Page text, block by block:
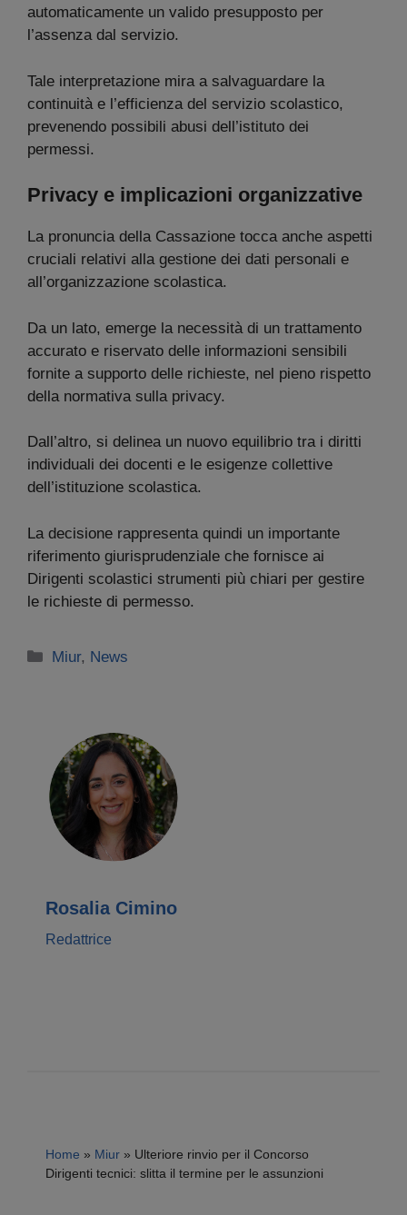
automaticamente un valido presupposto per
l’assenza dal servizio.
Tale interpretazione mira a salvaguardare la
continuità e l’efficienza del servizio scolastico,
prevenendo possibili abusi dell’istituto dei
permessi.
Privacy e implicazioni organizzative
La pronuncia della Cassazione tocca anche aspetti
cruciali relativi alla gestione dei dati personali e
all’organizzazione scolastica.
Da un lato, emerge la necessità di un trattamento
accurato e riservato delle informazioni sensibili
fornite a supporto delle richieste, nel pieno rispetto
della normativa sulla privacy.
Dall’altro, si delinea un nuovo equilibrio tra i diritti
individuali dei docenti e le esigenze collettive
dell’istituzione scolastica.
La decisione rappresenta quindi un importante
riferimento giurisprudenziale che fornisce ai
Dirigenti scolastici strumenti più chiari per gestire
le richieste di permesso.
Categorie
Miur, News
Rosalia Cimino
Redattrice
Home » Miur » Ulteriore rinvio per il Concorso
Dirigenti tecnici: slitta il termine per le assunzioni